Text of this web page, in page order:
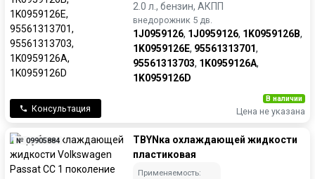
2.0 л., бензин, АКПП
внедорожник 5 дв.
1J0959126, 1J0959126, 1K0959126B,
1K0959126E, 95561313701,
95561313703, 1K0959126A,
1K0959126D
Консультация
В наличии
Цена не указана
№ 09905884
ТBYNка охлаждающей жидкости
пластиковая
Применяемость: